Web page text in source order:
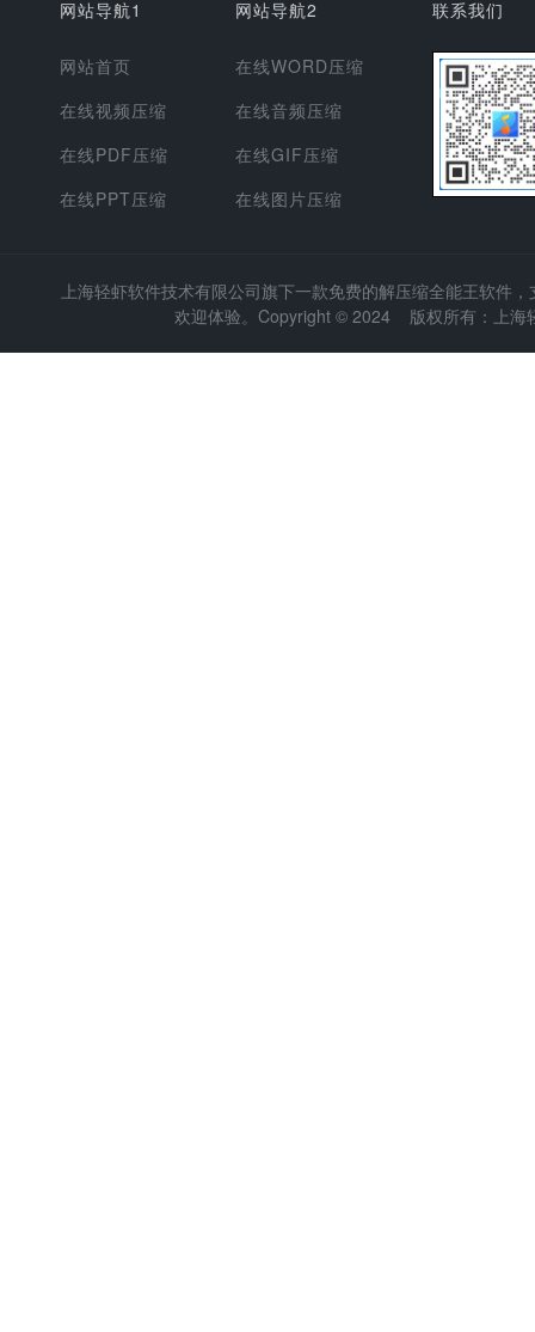
网站导航1
网站首页
在线视频压缩
在线PDF压缩
在线PPT压缩
网站导航2
在线WORD压缩
在线音频压缩
在线GIF压缩
在线图片压缩
联系我们
上海轻虾软件技术有限公司旗下一款免费的解压缩全能王软件
欢迎体验。Copyright © 2024 版权所有：上